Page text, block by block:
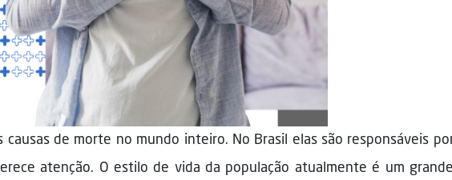
de morte no mundo inteiro. No Brasil elas são responsáveis
atenção. O estilo de vida da população atualmente é um